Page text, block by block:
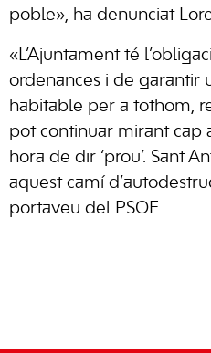
poble», ha denunciat
«L’Ajuntament té
ordenances i de garantir
habitable per a tothom,
pot continuar mirant cap
hora de dir ‘prou’. Sant
aquest camí
portaveu del PSOE.